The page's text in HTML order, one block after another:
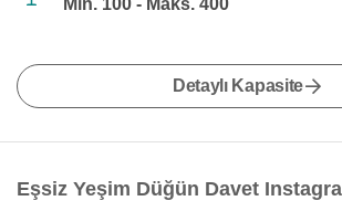
Min. 100 - Maks. 400
Detaylı Kapasite
Eşsiz Yeşim Düğün Davet